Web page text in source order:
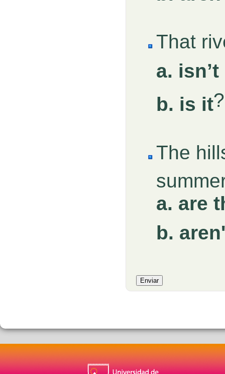
That
a.
b. is it?
The
a. are
b.